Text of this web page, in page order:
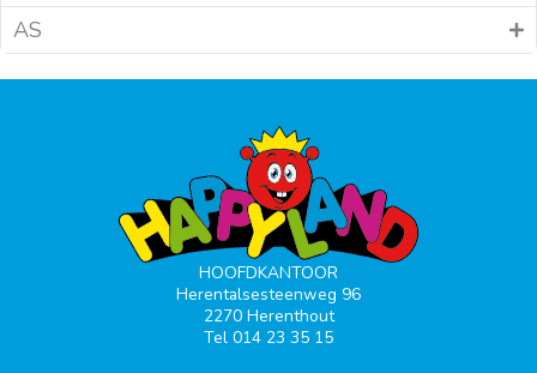
AS
HOOFDKANTOOR
Herentalsesteenweg 96
2270 Herenthout
Tel 014 23 35 15